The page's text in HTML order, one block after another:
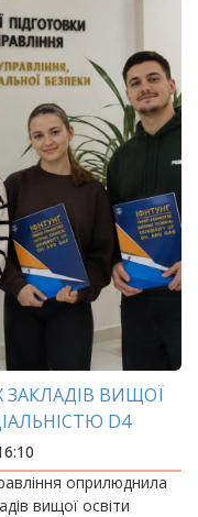
ЗАКЛАДІВ ВИЩОЇ
D4
оприлюднила
вищої освіти